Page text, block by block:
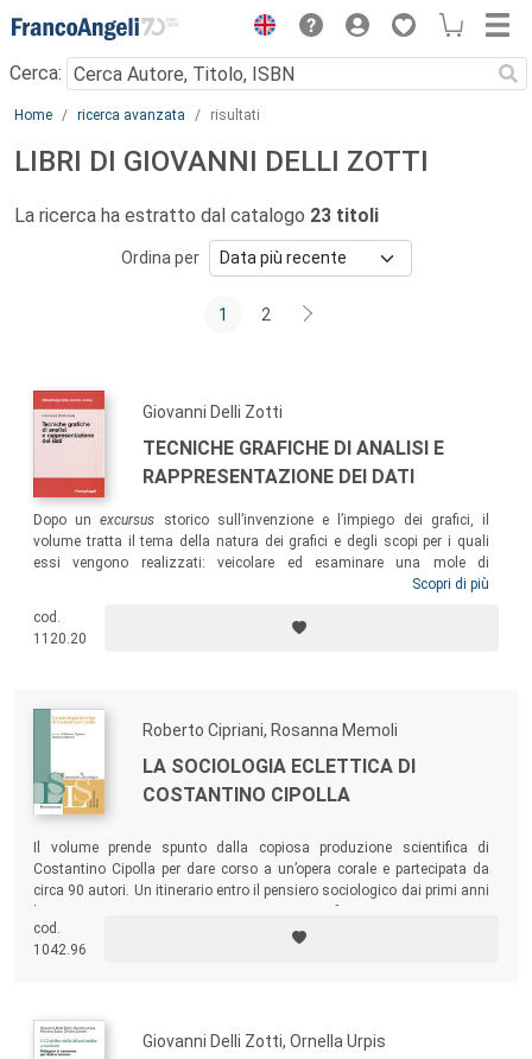
Menu
Cerca:
Main content
Home ricerca avanzata risultati
LIBRI DI GIOVANNI DELLI ZOTTI
La ricerca ha estratto dal catalogo 23 titoli
Ordina per
1 2
Giovanni Delli Zotti
TECNICHE GRAFICHE DI ANALISI E
RAPPRESENTAZIONE DEI DATI
Dopo unexcursus storico sull’invenzione e l’impiego dei grafici, il
volume tratta il tema della natura dei grafici e degli scopi per i quali
essi vengono realizzati: veicolare ed esaminare una mole di
in modo compatto e facile da comprendere. Il testo
valori”, “categorie per categorie”, grafici senza assi), illustrando
vantaggi, svantaggi e campo di applicazione di ognuna delle tecniche
Scopri di più
cod.
1120.20
Roberto Cipriani, Rosanna Memoli
LA SOCIOLOGIA ECLETTICA DI
COSTANTINO CIPOLLA
Il volume prende spunto dalla copiosa produzione scientifica di
Costantino Cipolla per dare corso a un’opera corale e partecipata da
circa 90 autori. Un itinerario entro il pensiero sociologico dai primi anni
modo attento la realtà sociale.
cod.
1042.96
Giovanni Delli Zotti, Ornella Urpis